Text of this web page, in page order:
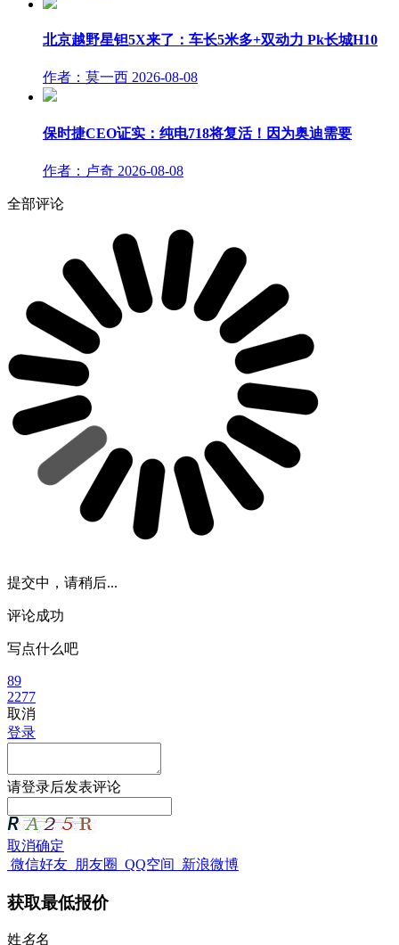
北京越野星钽5X来了：车长5米多+双动力 Pk长城H10
作者：莫一西 2026-08-08
保时捷CEO证实：纯电718将复活！因为奥迪需要
作者：卢奇 2026-08-08
全部评论
提交中，请稍后...
评论成功
写点什么吧
89
2277
取消
登录
请登录后发表评论
取消确定
微信好友 朋友圈 QQ空间 新浪微博
获取最低报价
姓名名